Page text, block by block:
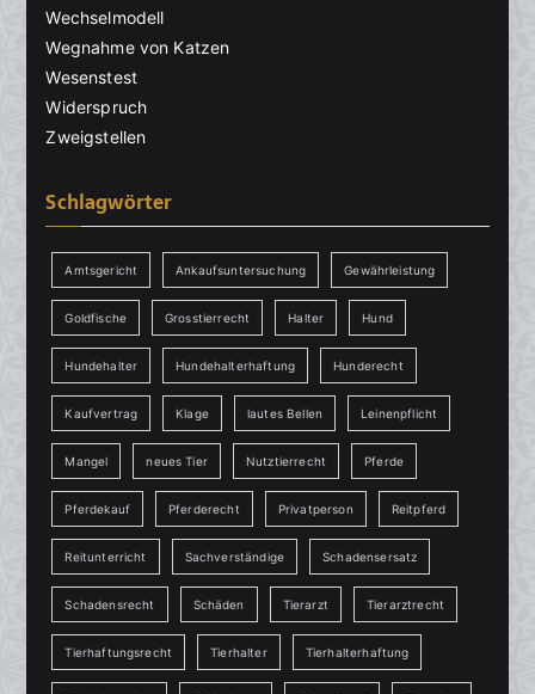
Wechselmodell
Wegnahme von Katzen
Wesenstest
Widerspruch
Zweigstellen
Schlagwörter
Amtsgericht Ankaufsuntersuchung Gewährleistung
Goldfische Grosstierrecht Halter Hund
Hundehalter Hundehalterhaftung Hunderecht
Kaufvertrag Klage lautes Bellen Leinenpflicht
Mangel neues Tier Nutztierrecht Pferde
Pferdekauf Pferderecht Privatperson Reitpferd
Reitunterricht Sachverständige Schadensersatz
Schadensrecht Schäden Tierarzt Tierarztrecht
Tierhaftungsrecht Tierhalter Tierhalterhaftung